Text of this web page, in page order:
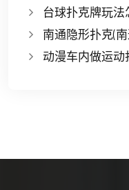
台球扑克牌玩法
南通隐形扑克(
动漫车内做运